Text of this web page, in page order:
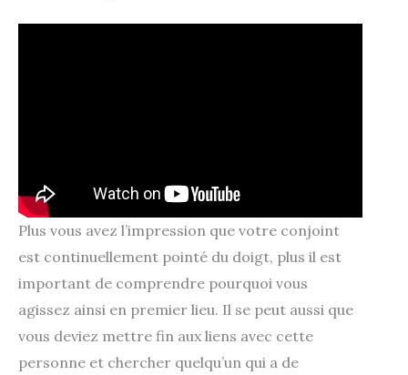
Plus vous avez l’impression que votre conjoint
est continuellement pointé du doigt, plus il est
important de comprendre pourquoi vous
agissez ainsi en premier lieu. Il se peut aussi que
vous deviez mettre fin aux liens avec cette
personne et chercher quelqu’un qui a de